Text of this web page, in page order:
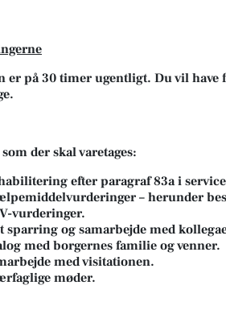
er på 30 timer ugentligt. Du vil have
der skal varetages:
efter paragraf 83a i
– herunder
vurderinger.
sparring og samarbejde med
med borgernes familie og venner.
med visitationen.
møder.
Fodterapeutisk Klinik
husker du at passe på dem? ☀️ Når
fødderne har det godt, har hele
kroppen det bedre. Smert...
Åbn opslaget